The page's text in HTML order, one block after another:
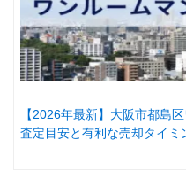
【2026年最新】大阪市都島
査定目安と有利な売却タイ